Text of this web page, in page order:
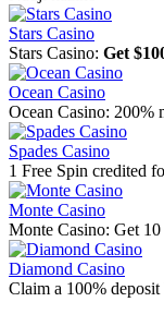
Stars Casino
Stars Casino: Get
Ocean Casino
Ocean Casino: 200%
Spades Casino
1 Free Spin credited
Monte Casino
Monte Casino: Get
Diamond Casino
Claim a 100%